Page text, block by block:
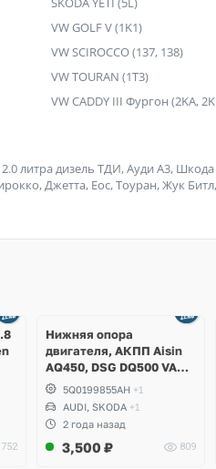
VW GOLF V (1K1)
VW SCIROCCO (137, 138)
VW TOURAN (1T3)
VW CADDY III Фургон (2KA,
литра дизель ТДИ, Ауди А3,
Джетта, Еос, Тоуран, Жук
752
Нижняя опора
двигателя, АКПП Aisin
AQ450, DSG DQ500 VAG
MQB Audi RS3, TTRS, Q3,
RSQ3, Volkswagen
Tiguan, Passat B8,
Arteon, Skoda Kodiaq RS,
Seat Formentor Cupra
5Q0199855AH +1
AUDI, SKODA +1
2 года назад
3,500 ₽ 809